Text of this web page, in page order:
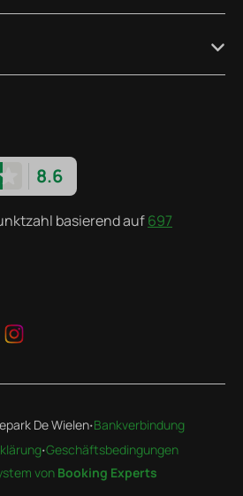
8.6
basierend auf697
De Wielen·Bankverbindung
·Geschäftsbedingungen
von Booking Experts